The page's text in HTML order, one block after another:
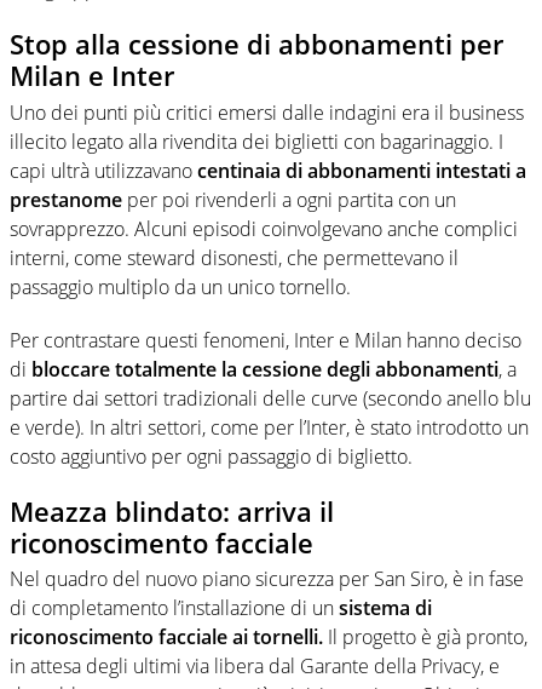
Stop alla cessione di abbonamenti per
Milan e Inter
Uno dei punti più critici emersi dalle indagini era il business
illecito legato alla rivendita dei biglietti con bagarinaggio. I
capi ultrà utilizzavanocentinaia di abbonamenti intestati a
prestanome per poi rivenderli a ogni partita con un
sovrapprezzo. Alcuni episodi coinvolgevano anche complici
interni, come steward disonesti, che permettevano il
passaggio multiplo da un unico tornello.
Per contrastare questi fenomeni, Inter e Milan hanno deciso
di bloccare totalmente la cessione degli abbonamenti, a
partire dai settori tradizionali delle curve (secondo anello blu
e verde). In altri settori, come per l’Inter, è stato introdotto un
costo aggiuntivo per ogni passaggio di biglietto.
Meazza blindato: arriva il
riconoscimento facciale
Nel quadro del nuovo piano sicurezza per San Siro, è in fase
di completamento l’installazione di unsistema di
riconoscimento facciale ai tornelli. Il progetto è già pronto,
in attesa degli ultimi via libera dal Garante della Privacy, e